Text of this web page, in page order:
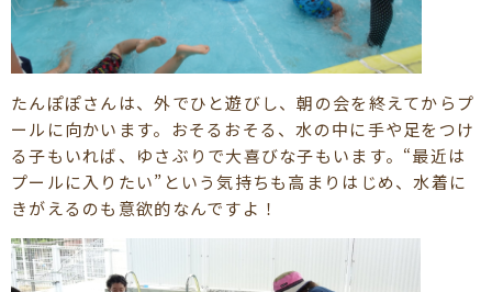
たんぽぽさんは、外でひと遊びし、朝の会を終えてからプ
ールに向かいます。おそるおそる、水の中に手や足をつけ
る子もいれば、ゆさぶりで大喜びな子もいます。“最近は
プールに入りたい”という気持ちも高まりはじめ、水着に
きがえるのも意欲的なんですよ！